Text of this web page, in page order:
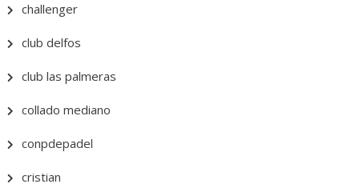
challenger
club delfos
club las palmeras
collado mediano
conpdepadel
cristian